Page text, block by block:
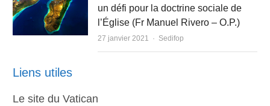
un défi pour la doctrine sociale de
l’Église (Fr Manuel Rivero – O.P.)
27 janvier 2021 Author
Sedifop
Liens utiles
Le site du Vatican